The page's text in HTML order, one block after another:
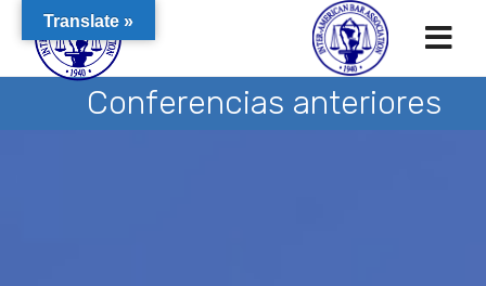
Conferencias anteriores
Translate »